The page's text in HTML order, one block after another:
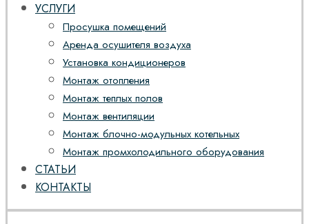
УСЛУГИ
Просушка помещений
Аренда осушителя воздуха
Установка кондиционеров
Монтаж отопления
Монтаж теплых полов
Монтаж вентиляции
Монтаж блочно-модульных котельных
Монтаж промхолодильного оборудования
СТАТЬИ
КОНТАКТЫ